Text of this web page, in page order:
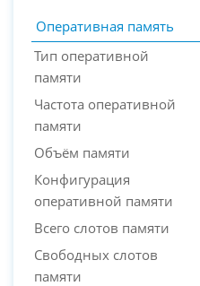
Оперативная память
Тип оперативной
памяти
Частота оперативной
памяти
Объём памяти
Конфигурация
оперативной памяти
Всего слотов памяти
Свободных слотов
памяти